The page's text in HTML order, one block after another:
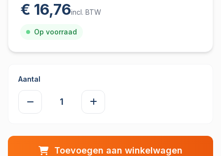
€ 16,76incl. BTW
Op voorraad
Aantal
Toevoegen aan winkelwagen